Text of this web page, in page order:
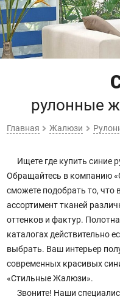
рулонные
Главная Жалюзи
Ищете где купить синие
Обращайтесь в компанию
сможете подобрать то,
ассортимент тканей
оттенков и фактур.
каталогах действительно
выбрать. Ваш интерьер
современных красивых
«Стильные Жалюзи».
Звоните! Наши